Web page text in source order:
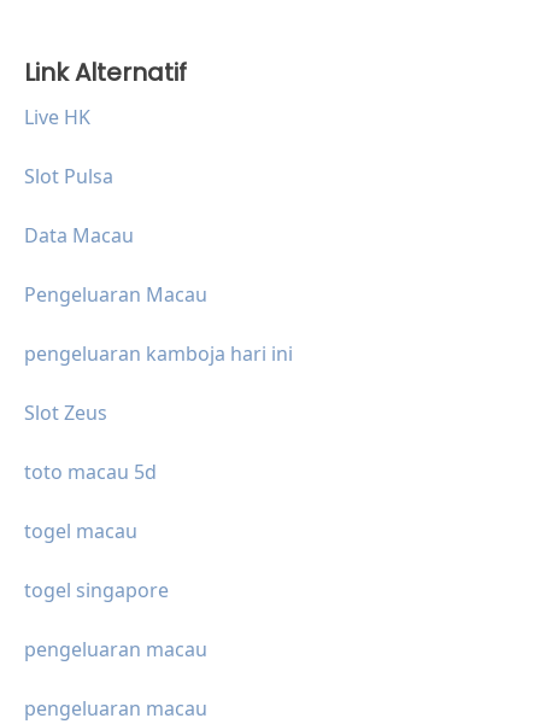
Link Alternatif
Live HK
Slot Pulsa
Data Macau
Pengeluaran Macau
pengeluaran kamboja hari ini
Slot Zeus
toto macau 5d
togel macau
togel singapore
pengeluaran macau
pengeluaran macau